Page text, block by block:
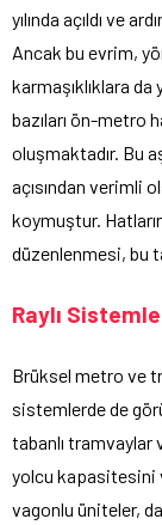
yılında açıldı ve
Ancak bu evrim,
karmaşıklıklara
bazıları ön-metro
oluşmaktadır. Bu
açısından verimli
koymuştur.
düzenlenmesi, bu
Raylı
Brüksel metro ve
sistemlerde de
tabanlı tramvaylar
yolcu kapasitesini
vagonlu üniteler,